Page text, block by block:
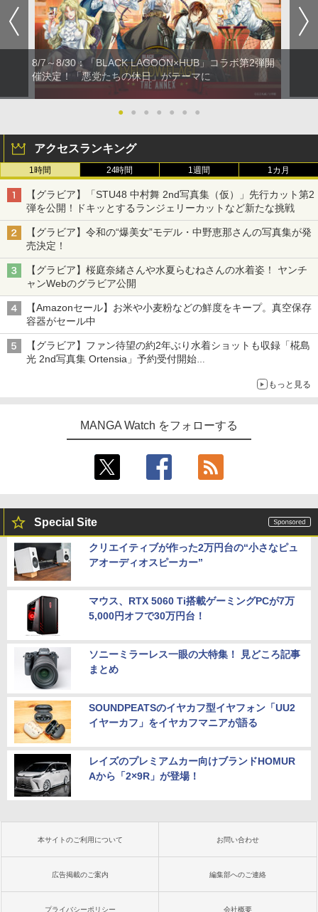
8/7～8/30：「BLACK LAGOON×HUB」コラボ第2弾開
催決定！「悪党たちの休日」がテーマに
● ● ● ● ● ● ●
アクセスランキング
1時間 24時間 1週間 1カ月
【グラビア】「STU48 中村舞 2nd写真集（仮）」先行カット第2
弾を公開！ドキッとするランジェリーカットなど新たな挑戦
【グラビア】令和の“爆美女”モデル・中野恵那さんの写真集が発
売決定！
【グラビア】桜庭奈緒さんや水夏らむねさんの水着姿！ ヤンチ
ャンWebのグラビア公開
【Amazonセール】お米や小麦粉などの鮮度をキープ。真空保存
容器がセール中
【グラビア】ファン待望の約2年ぶり水着ショットも収録「椛島
光 2nd写真集 Ortensia」予約受付開始
もっと見る
MANGA Watch をフォローする
Special Site
クリエイティブが作った2万円台の“小さなピュ
アオーディオスピーカー”
マウス、RTX 5060 Ti搭載ゲーミングPCが7万
5,000円オフで30万円台！
ソニーミラーレス一眼の大特集！ 見どころ記事
まとめ
SOUNDPEATSのイヤカフ型イヤフォン「UU2
イヤーカフ」をイヤカフマニアが語る
レイズのプレミアムカー向けブランドHOMUR
Aから「2×9R」が登場！
本サイトのご利用について お問い合わせ
広告掲載のご案内 編集部へのご連絡
プライバシーポリシー 会社概要